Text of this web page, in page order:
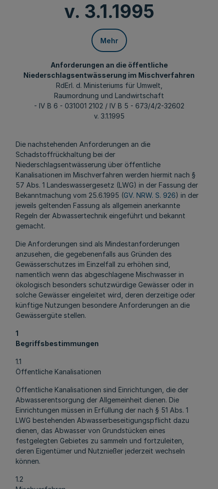
v. 3.1.1995
Mehr
Anforderungen an die öffentliche
Niederschlagsentwässerung im Mischverfahren
RdErl. d. Ministeriums für Umwelt,
Raumordnung und Landwirtschaft
- IV B 6 - 031001 2102 / IV B 5 - 673/4/2-32602
v. 3.1.1995
Die nachstehenden Anforderungen an die
Schadstoffrückhaltung bei der
Niederschlagsentwässerung über öffentliche
Kanalisationen im Mischverfahren werden hiermit nach §
57 Abs. 1 Landeswassergesetz (LWG) in der Fassung der
Bekanntmachung vom 25.6.1995 (GV. NRW. S. 926) in der
jeweils geltenden Fassung als allgemein anerkannte
Regeln der Abwassertechnik eingeführt und bekannt
gemacht.
Die Anforderungen sind als Mindestanforderungen
anzusehen, die gegebenenfalls aus Gründen des
Gewässerschutzes im Einzelfall zu erhöhen sind,
namentlich wenn das abgeschlagene Mischwasser in
ökologisch besonders schutzwürdige Gewässer oder in
solche Gewässer eingeleitet wird, deren derzeitige oder
künftige Nutzungen besondere Anforderungen an die
Gewässergüte stellen.
1
Begriffsbestimmungen
1.1
Öffentliche Kanalisationen
Öffentliche Kanalisationen sind Einrichtungen, die der
Abwasserentsorgung der Allgemeinheit dienen. Die
Einrichtungen müssen in Erfüllung der nach § 51 Abs. 1
LWG bestehenden Abwasserbeseitigungspflicht dazu
dienen, das Abwasser von Grundstücken eines
festgelegten Gebietes zu sammeln und fortzuleiten,
deren Eigentümer und Nutznießer jederzeit wechseln
können.
1.2